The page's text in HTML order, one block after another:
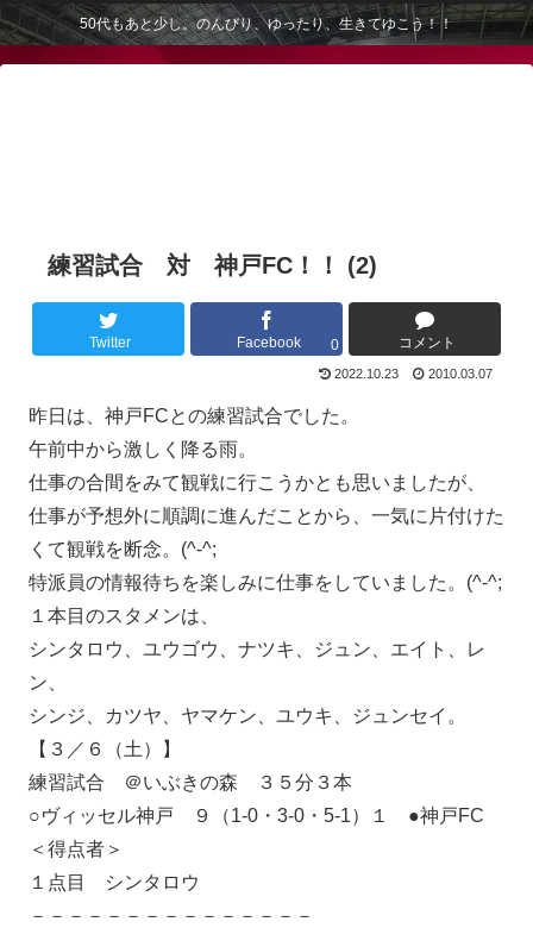
50代もあと少し。のんびり、ゆったり、生きてゆこう！！
練習試合 対 神戸FC！！ (2)
Twitter Facebook 0 コメント
2022.10.23 2010.03.07
昨日は、神戸FCとの練習試合でした。
午前中から激しく降る雨。
仕事の合間をみて観戦に行こうかとも思いましたが、
仕事が予想外に順調に進んだことから、一気に片付けた
くて観戦を断念。(^-^;
特派員の情報待ちを楽しみに仕事をしていました。(^-^;
１本目のスタメンは、
シンタロウ、ユウゴウ、ナツキ、ジュン、エイト、レ
ン、
シンジ、カツヤ、ヤマケン、ユウキ、ジュンセイ。
【３／６（土）】
練習試合 ＠いぶきの森 ３５分３本
○ヴィッセル神戸 ９（1-0・3-0・5-1）１ ●神戸FC
＜得点者＞
１点目 シンタロウ
－－－－－－－－－－－－－－－